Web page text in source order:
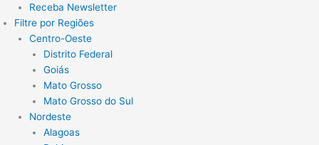
Receba Newsletter
Filtre por Regiões
Centro-Oeste
Distrito Federal
Goiás
Mato Grosso
Mato Grosso do Sul
Nordeste
Alagoas